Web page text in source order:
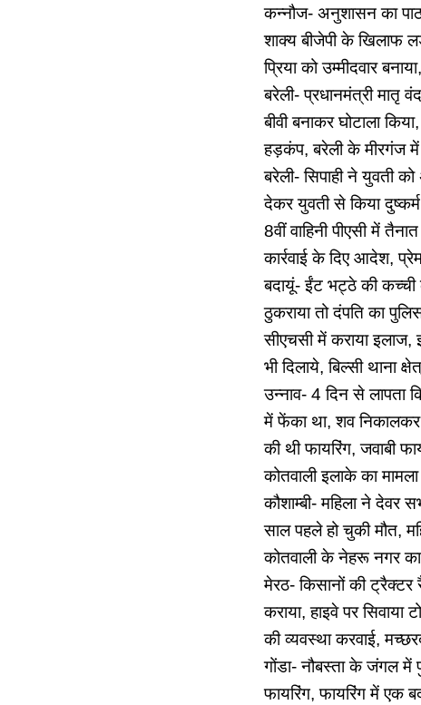
कन्नौज- अनुशासन का
शाक्य बीजेपी के खिलाफ
प्रिया को उम्मीदवार
बरेली- प्रधानमंत्री मातृ
बीवी बनाकर घोटाला
हड़कंप, बरेली के मीरगंज में
बरेली- सिपाही ने युवती
देकर युवती से किया
8वीं वाहिनी पीएसी में
कार्रवाई के दिए आदेश,
बदायूं- ईंट भट्ठे की कच्ची
ठुकराया तो दंपति का
सीएचसी में कराया
भी दिलाये, बिल्सी थाना
उन्नाव- 4 दिन से लापता
में फेंका था, शव निकालकर
की थी फायरिंग, जवाबी
कोतवाली इलाके का
कौशाम्बी- महिला ने देवर
साल पहले हो चुकी मौत,
कोतवाली के नेहरू नगर का
मेरठ- किसानों की ट्रैक्टर
कराया, हाइवे पर सिवाया
की व्यवस्था करवाई,
गोंडा- नौबस्ता के जंगल
फायरिंग, फायरिंग में एक